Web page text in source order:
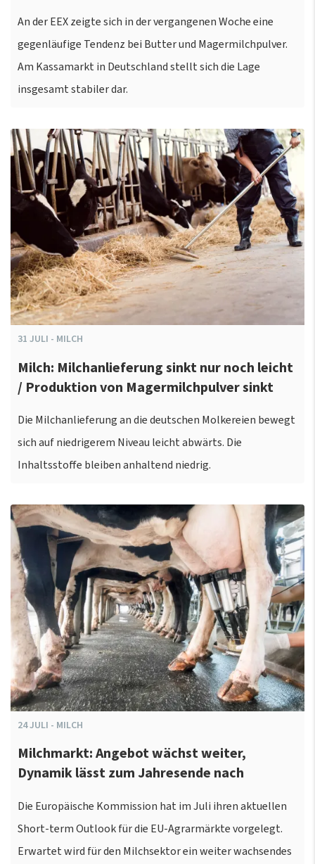
An der EEX zeigte sich in der vergangenen Woche eine
gegenläufige Tendenz bei Butter und Magermilchpulver.
Am Kassamarkt in Deutschland stellt sich die Lage
insgesamt stabiler dar.
31 JULI - MILCH
Milch: Milchanlieferung sinkt nur noch leicht
/ Produktion von Magermilchpulver sinkt
Die Milchanlieferung an die deutschen Molkereien bewegt
sich auf niedrigerem Niveau leicht abwärts. Die
Inhaltsstoffe bleiben anhaltend niedrig.
24JULI - MILCH
Milchmarkt: Angebot wächst weiter,
Dynamik lässt zum Jahresende nach
Die Europäische Kommission hat im Juli ihren aktuellen
Short-term Outlook für die EU-Agrarmärkte vorgelegt.
Erwartet wird für den Milchsektor ein weiter wachsendes